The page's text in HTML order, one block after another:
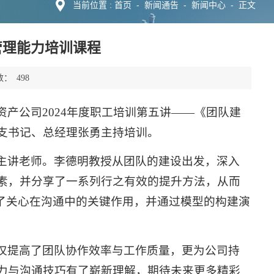
当前位置 : 首页 - 新闻通告 - 新闻中心 - 正文
能力培训课程
498
产公司2024年度职工培训第五讲——《团队建
记、总经理张勇主持培训。
老师。李德明教授从团队的建设出发，深入
并分享了一系列行之有效的提升方法，从而
心在沟通中的关键作用，并通过模型的构建演
高了团队协作效率与工作质量，更为公司持
沟通技巧有了崭新理解，期待未来更多精彩